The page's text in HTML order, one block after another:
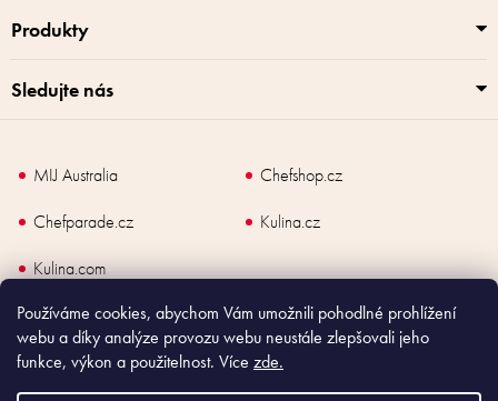
Používáme cookies, abychom Vám umožnili pohodlné prohlížení
webu a díky analýze provozu webu neustále zlepšovali jeho
funkce, výkon a použitelnost. Více zde.
Produkty
Sledujte nás
MIJ Australia
Chefshop.cz
Chefparade.cz
Kulina.cz
Kulina.com
Copyright2026Made In Japan Europe. Všechna práva vyhrazena.